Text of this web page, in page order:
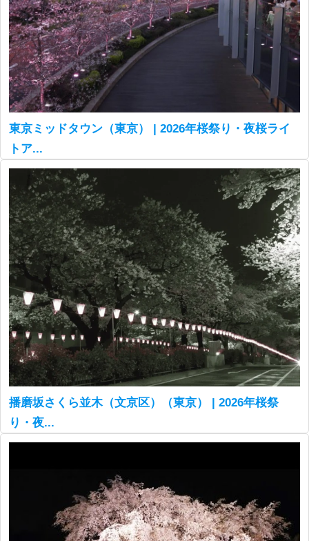
東京ミッドタウン（東京） | 2026年桜祭り・夜桜ライ
トア...
播磨坂さくら並木（文京区）（東京） | 2026年桜祭
り・夜...